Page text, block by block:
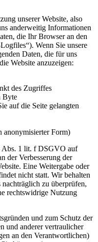
unserer Website, also
anderweitig Informationen
die Ihr Browser an den
Wenn Sie unsere
Daten, die für uns
Website anzuzeigen:
des Zugriffes
Byte
auf die Seite gelangten
anonymisierter Form)
Abs. 1 lit. f DSGVO auf
der Verbesserung der
Eine Weitergabe oder
nicht statt. Wir behalten
zu überprüfen,
rechtswidrige Nutzung
und zum Schutz der
und anderer vertraulicher
an den Verantwortlichen)